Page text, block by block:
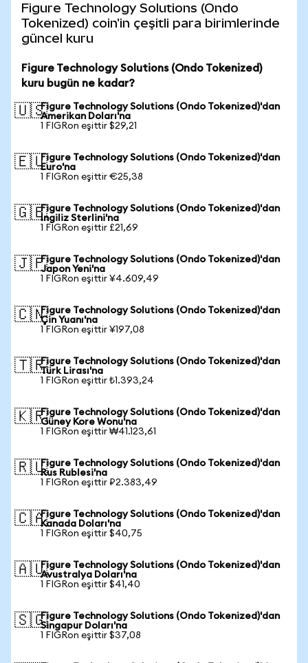
Figure Technology Solutions (Ondo
Tokenized) coin'in çeşitli para birimlerinde
güncel kuru
Figure Technology Solutions (Ondo Tokenized)
kuru bugün ne kadar?
🇺🇸Figure Technology Solutions (Ondo Tokenized)'dan
Amerikan Doları'na
1 FIGRon eşittir $29,21
🇪🇺Figure Technology Solutions (Ondo Tokenized)'dan
Euro'na
1 FIGRon eşittir €25,38
🇬🇧Figure Technology Solutions (Ondo Tokenized)'dan
İngiliz Sterlini'na
1 FIGRon eşittir £21,69
🇯🇵Figure Technology Solutions (Ondo Tokenized)'dan
Japon Yeni'na
1 FIGRon eşittir ¥4.609,49
🇨🇳Figure Technology Solutions (Ondo Tokenized)'dan
Çin Yuanı'na
1 FIGRon eşittir ¥197,08
🇹🇷Figure Technology Solutions (Ondo Tokenized)'dan
Türk Lirası'na
1 FIGRon eşittir ₺1.393,24
🇰🇷Figure Technology Solutions (Ondo Tokenized)'dan
Güney Kore Wonu'na
1 FIGRon eşittir ₩41.123,61
🇷🇺Figure Technology Solutions (Ondo Tokenized)'dan
Rus Rublesi'na
1 FIGRon eşittir ₽2.383,49
🇨🇦Figure Technology Solutions (Ondo Tokenized)'dan
Kanada Doları'na
1 FIGRon eşittir $40,75
🇦🇺Figure Technology Solutions (Ondo Tokenized)'dan
Avustralya Doları'na
1 FIGRon eşittir $41,40
🇸🇬Figure Technology Solutions (Ondo Tokenized)'dan
Singapur Doları'na
1 FIGRon eşittir $37,08